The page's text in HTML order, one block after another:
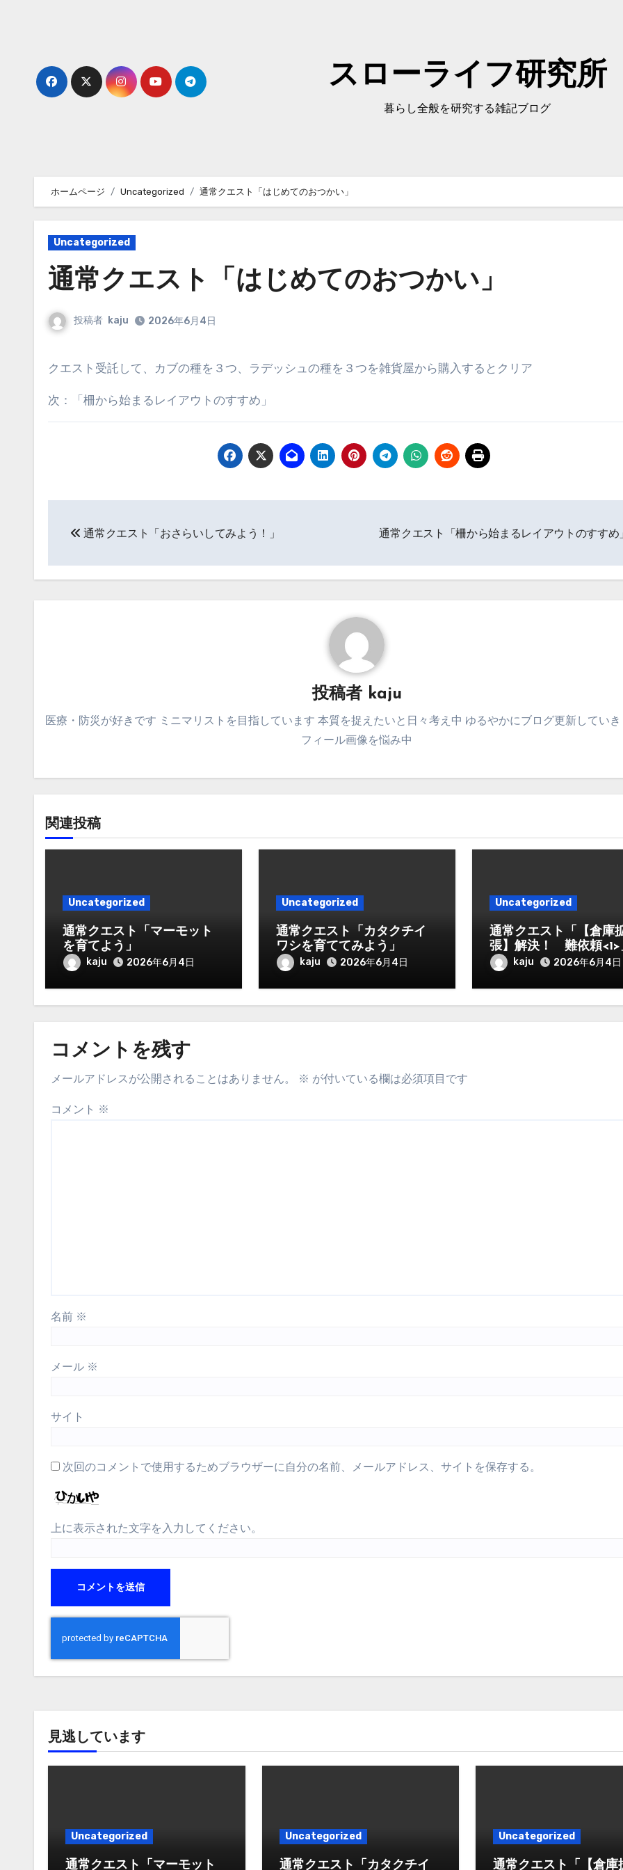
スローライフ研究所
暮らし全般を研究する雑記ブログ
ホームページ Uncategorized 通常クエスト「はじめてのおつかい」
Uncategorized
通常クエスト「はじめてのおつかい」
投稿者 kaju 2026年6月4日
クエスト受託して、カブの種を３つ、ラデッシュの種を３つを雑貨屋から購入するとクリア
次：「柵から始まるレイアウトのすすめ」
ナ
ョ
通常クエスト「おさらいしてみよう！」 通常クエスト「柵から始まるレイアウトのすす
投稿者 kaju
医療・防災が好きです ミニマリストを目指しています 本質を捉えたいと日々考え中 ゆるやかにブログ更新してい
フィール画像を悩み中
関連投稿
Uncategorized
通常クエスト「マーモット
を育てよう」
kaju 2026年6月4日
Uncategorized
通常クエスト「カタクチイ
ワシを育ててみよう」
kaju 2026年6月4日
Uncategorized
通常クエスト「【倉庫
張】解決！ 難依頼<1>
kaju 2026年6月4日
コメントを残す
メールアドレスが公開されることはありません。 ※ が付いている欄は必須項目です
コメント ※
名前 ※
メール ※
サイト
次回のコメントで使用するためブラウザーに自分の名前、メールアドレス、サイトを保存する。
上に表示された文字を入力してください。
見逃しています
Uncategorized
通常クエスト「マーモット
Uncategorized
通常クエスト「カタクチイ
Uncategorized
通常クエスト「【倉庫